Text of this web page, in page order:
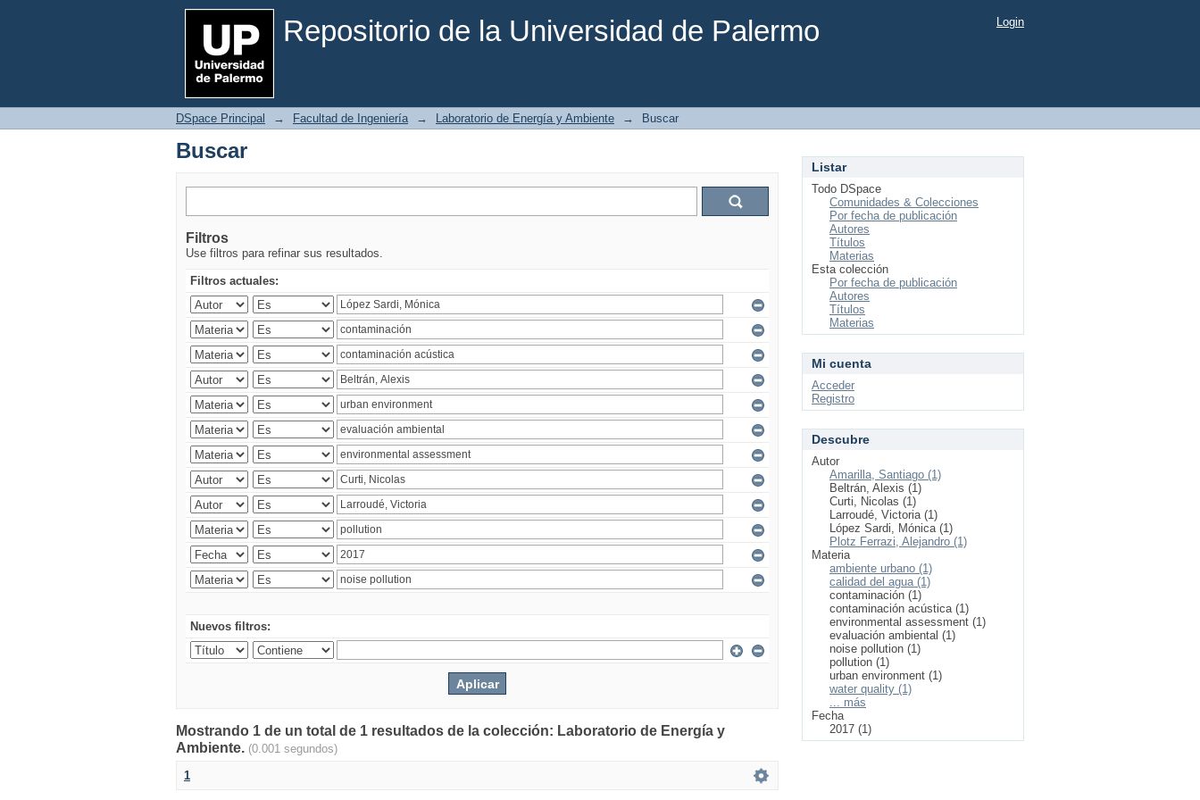
Repositorio de la Universidad de Palermo
Buscar Login
DSpace Principal → Facultad de Ingeniería → Laboratorio de Energía y Ambiente → Buscar
Buscar
Filtros
Use filtros para refinar sus resultados.
Filtros actuales:
Nuevos filtros:
Mostrando 1 de un total de 1 resultados de la colección: Laboratorio de Energía y
Ambiente. (0.001 segundos)
1
Listar
Todo DSpace
Comunidades & Colecciones
Por fecha de publicación
Autores
Títulos
Materias
Esta colección
Por fecha de publicación
Autores
Títulos
Materias
Mi cuenta
Acceder
Registro
Descubre
Autor
Amarilla, Santiago (1)
Beltrán, Alexis (1)
Curti, Nicolas (1)
Larroudé, Victoria (1)
López Sardi, Mónica (1)
Plotz Ferrazi, Alejandro (1)
Materia
ambiente urbano (1)
calidad del agua (1)
contaminación (1)
contaminación acústica (1)
environmental assessment (1)
evaluación ambiental (1)
noise pollution (1)
pollution (1)
urban environment (1)
water quality (1)
... más
Fecha
2017 (1)